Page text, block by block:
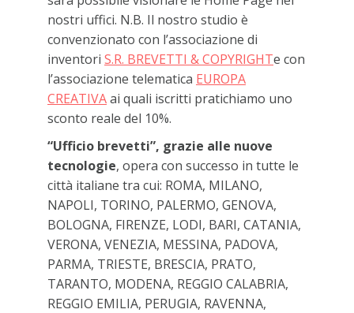
nostri uffici. N.B. Il nostro studio è
convenzionato con l’associazione di
inventori S.R. BREVETTI & COPYRIGHTe con
l’associazione telematica EUROPA
CREATIVAai quali iscritti pratichiamo uno
sconto reale del 10%.
“Ufficio brevetti”, grazie alle nuove
tecnologie, opera con successo in tutte le
città italiane tra cui: ROMA, MILANO,
NAPOLI, TORINO, PALERMO, GENOVA,
BOLOGNA, FIRENZE, LODI, BARI, CATANIA,
VERONA, VENEZIA, MESSINA, PADOVA,
PARMA, TRIESTE, BRESCIA, PRATO,
TARANTO, MODENA, REGGIO CALABRIA,
REGGIO EMILIA, PERUGIA, RAVENNA,